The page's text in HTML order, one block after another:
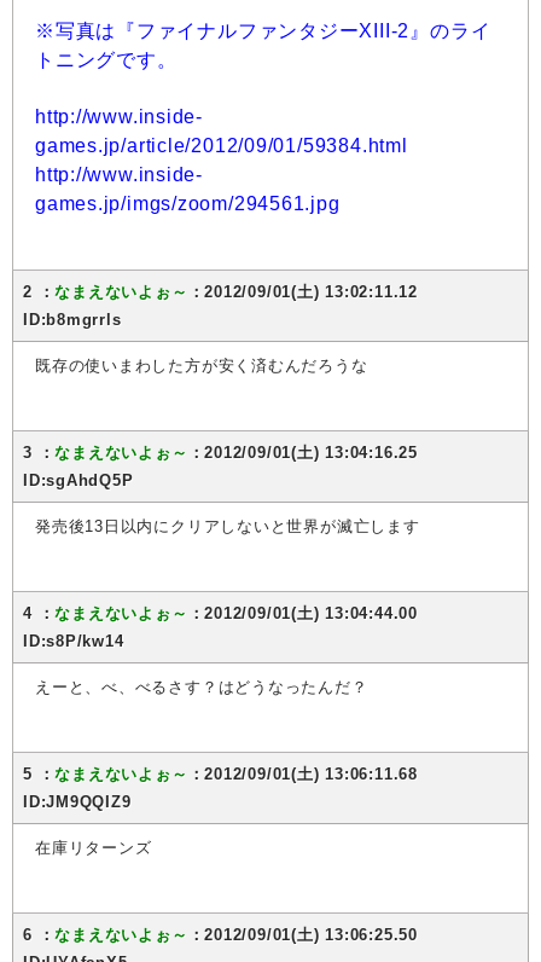
※写真は『ファイナルファンタジーXIII-2』のライ
トニングです。
http://www.inside-
games.jp/article/2012/09/01/59384.html
http://www.inside-
games.jp/imgs/zoom/294561.jpg
2 ：なまえないよぉ～ ：2012/09/01(土) 13:02:11.12
ID:b8mgrrls
既存の使いまわした方が安く済むんだろうな
3 ：なまえないよぉ～ ：2012/09/01(土) 13:04:16.25
ID:sgAhdQ5P
発売後13日以内にクリアしないと世界が滅亡します
4 ：なまえないよぉ～ ：2012/09/01(土) 13:04:44.00
ID:s8P/kw14
えーと、べ、べるさす？はどうなったんだ？
5 ：なまえないよぉ～ ：2012/09/01(土) 13:06:11.68
ID:JM9QQIZ9
在庫リターンズ
6 ：なまえないよぉ～ ：2012/09/01(土) 13:06:25.50